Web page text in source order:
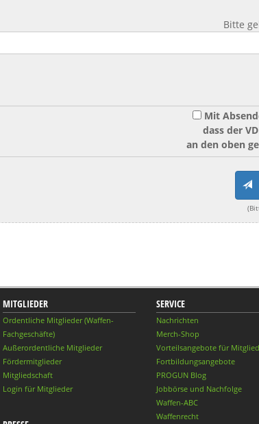
Bitte
Mit
dass der
an den oben
MITGLIEDER
Ordentliche Mitglieder (Waffen-
Fachgeschäfte)
Außerordentliche Mitglieder
Fördermitglieder
Mitgliedschaft
Login für Mitglieder
SERVICE
Nachrichten
Merch-Shop
Vorteilsangebote für
Fortbildungsangebote
PROGUN Blog
Jobbörse und Nachfolge
Waffen-ABC
Waffenrecht